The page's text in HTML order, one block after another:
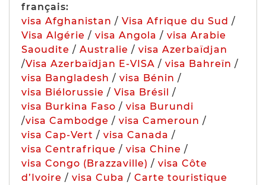
français:
visa Afghanistan / Visa Afrique du Sud /
Visa Algérie / visa Angola / visa Arabie
Saoudite / Australie / visa Azerbaïdjan
/Visa Azerbaïdjan E-VISA / visa Bahreïn /
visa Bangladesh / visa Bénin /
visa Biélorussie / Visa Brésil /
visa Burkina Faso / visa Burundi
/visa Cambodge / visa Cameroun /
visa Cap-Vert / visa Canada /
visa Centrafrique / visa Chine /
visa Congo (Brazzaville) / visa Côte
d’Ivoire / visa Cuba / Carte touristique